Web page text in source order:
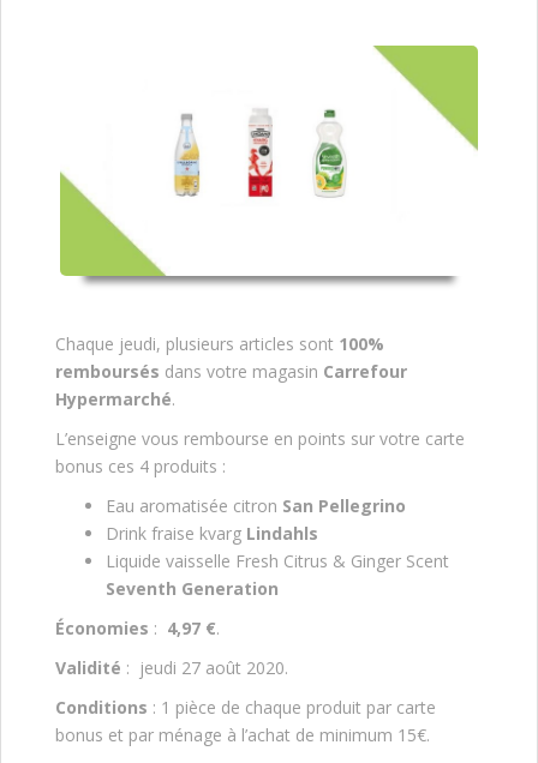
Chaque jeudi, plusieurs articles sont 100%
remboursés dans votre magasin Carrefour
Hypermarché.
L’enseigne vous rembourse en points sur votre carte
bonus ces 4 produits :
Eau aromatisée citron San Pellegrino
Drink fraise kvarg Lindahls
Liquide vaisselle Fresh Citrus & Ginger Scent
Seventh Generation
Économies : 4,97 €.
Validité : jeudi 27 août 2020.
Conditions : 1 pièce de chaque produit par carte
bonus et par ménage à l’achat de minimum 15€.